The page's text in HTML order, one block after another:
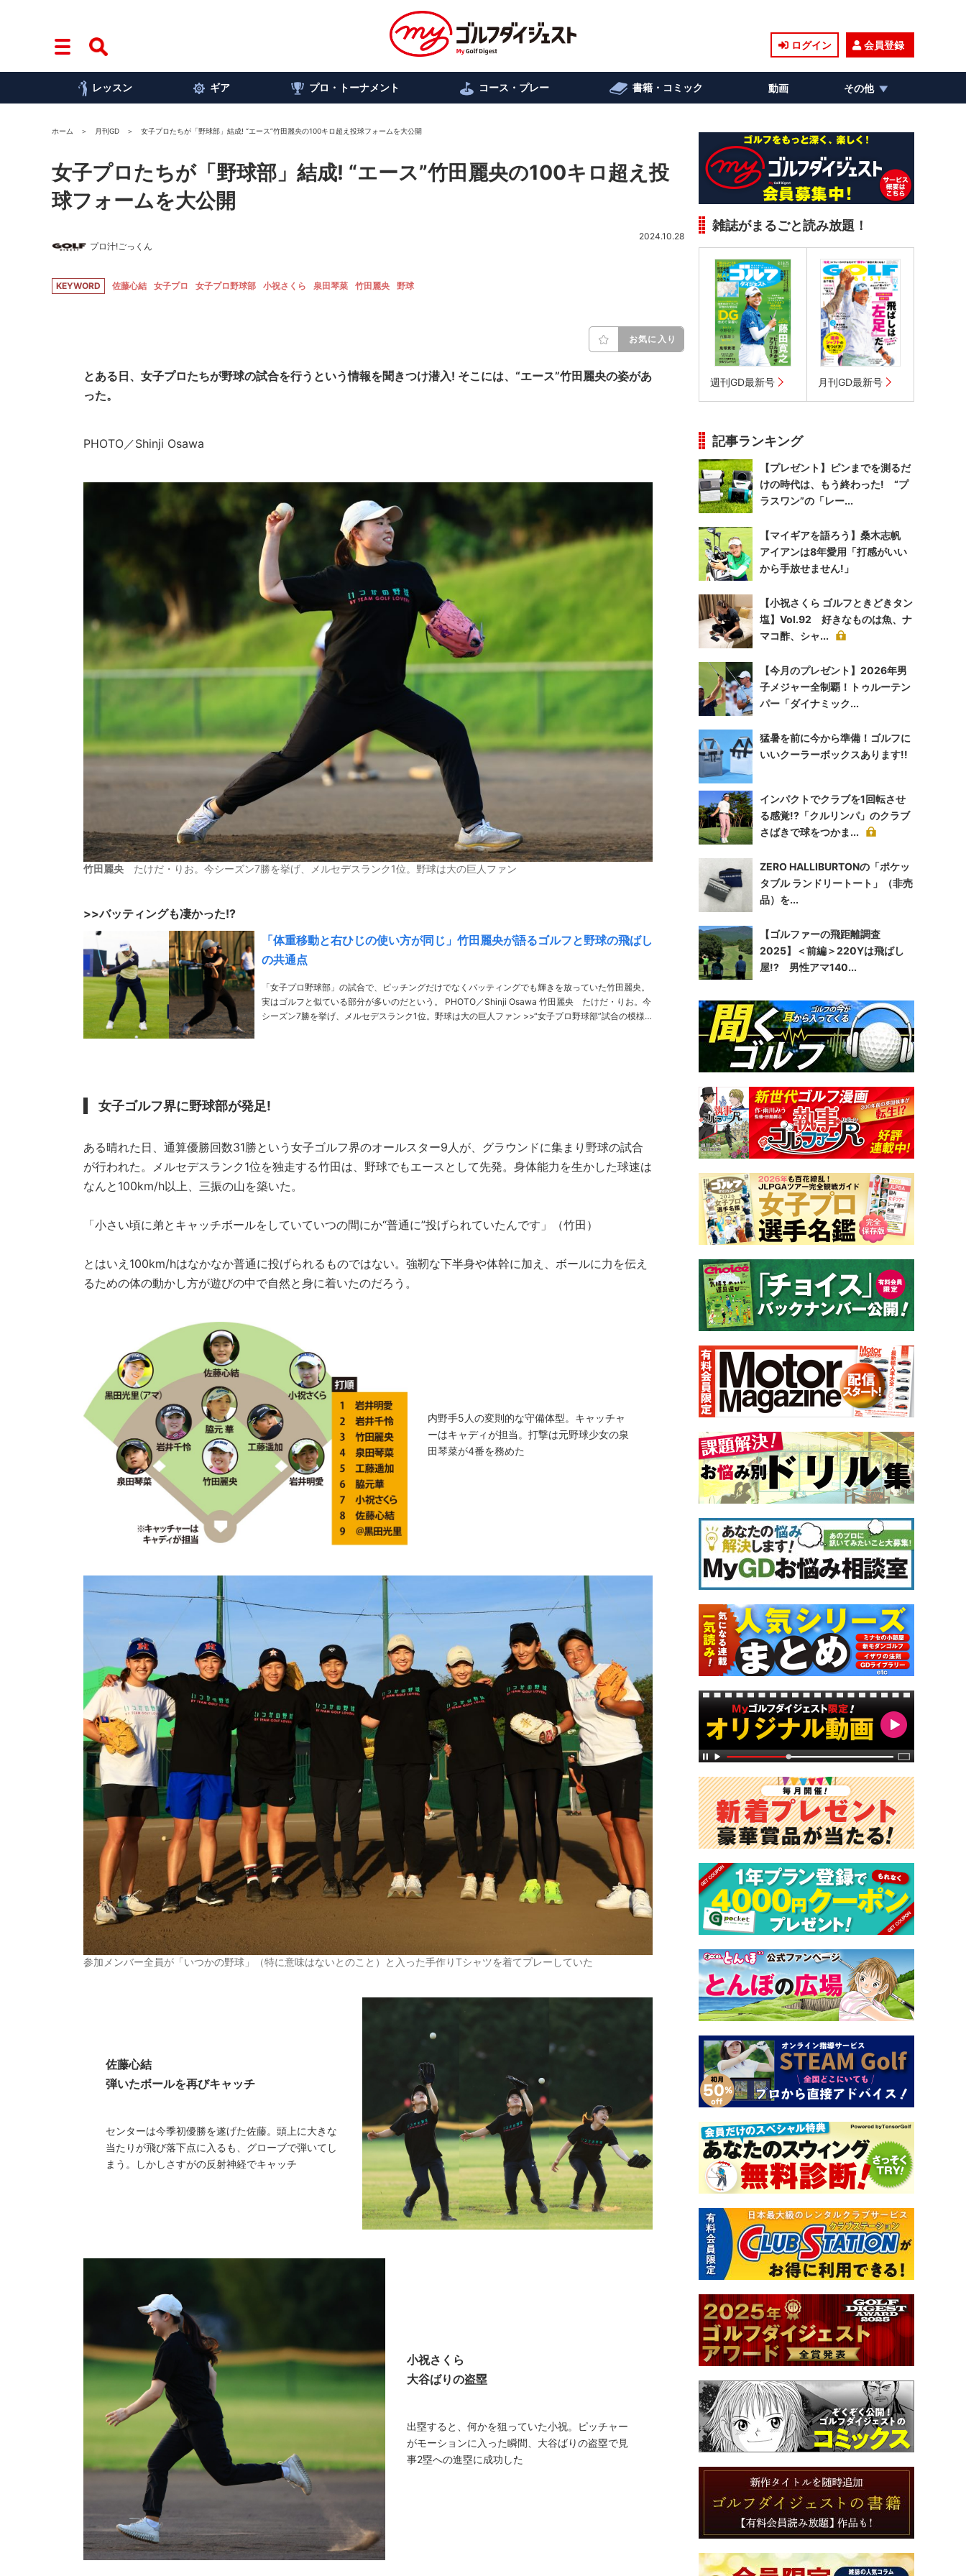
ログイン 会員登録
レッスン ギア プロ・トーナメント コース・プレー 書籍・コミック 動画 その他
ホーム 月刊GD 女子プロたちが「野球部」結成! “エース”竹田麗央の100キロ超え投球フォームを大公開
女子プロたちが「野球部」結成! “エース”竹田麗央の100キロ超え投
球フォームを大公開
プロ汁!ごっくん
2024.10.28
KEYWORD 佐藤心結 女子プロ 女子プロ野球部 小祝さくら 泉田琴菜 竹田麗央 野球
お気に入り
とある日、女子プロたちが野球の試合を行うという情報を聞きつけ潜入! そこには、“エース”竹田麗央の姿があ
った。
PHOTO／Shinji Osawa
竹田麗央 たけだ・りお。今シーズン7勝を挙げ、メルセデスランク1位。野球は大の巨人ファン
>>バッティングも凄かった!?
「体重移動と右ひじの使い方が同じ」竹田麗央が語るゴルフと野球の飛ばし
の共通点
「女子プロ野球部」の試合で、ピッチングだけでなくバッティングでも輝きを放っていた竹田麗央。
実はゴルフと似ている部分が多いのだという。 PHOTO／Shinji Osawa 竹田麗央 たけだ・りお。今
シーズン7勝を挙げ、メルセデスランク1位。野球は大の巨人ファン >>“女子プロ野球部”試合の模様
女子ゴルフ界に野球部が発足!
ある晴れた日、通算優勝回数31勝という女子ゴルフ界のオールスター9人が、グラウンドに集まり野球の試合
が行われた。メルセデスランク1位を独走する竹田は、野球でもエースとして先発。身体能力を生かした球速は
なんと100km/h以上、三振の山を築いた。
「小さい頃に弟とキャッチボールをしていていつの間にか“普通に”投げられていたんです」（竹田）
とはいえ100km/hはなかなか普通に投げられるものではない。強靭な下半身や体幹に加え、ボールに力を伝え
るための体の動かし方が遊びの中で自然と身に着いたのだろう。
内野手5人の変則的な守備体型。キャッチャ
ーはキャディが担当。打撃は元野球少女の泉
田琴菜が4番を務めた
参加メンバー全員が「いつかの野球」（特に意味はないとのこと）と入った手作りTシャツを着てプレーしていた
佐藤心結
弾いたボールを再びキャッチ
センターは今季初優勝を遂げた佐藤。頭上に大きな
当たりが飛び落下点に入るも、グローブで弾いてし
まう。しかしさすがの反射神経でキャッチ
小祝さくら
大谷ばりの盗塁
出塁すると、何かを狙っていた小祝。ピッチャー
がモーションに入った瞬間、大谷ばりの盗塁で見
事2塁への進塁に成功した
雑誌がまるごと読み放題！
週刊GD最新号 月刊GD最新号
記事ランキング
【プレゼント】ピンまでを測るだ
けの時代は、もう終わった! “プ
ラスワン”の「レー...
【マイギアを語ろう】桑木志帆
アイアンは8年愛用「打感がいい
から手放せません!」
【小祝さくら ゴルフときどきタン
塩】Vol.92 好きなものは魚、ナ
マコ酢、シャ...
【今月のプレゼント】2026年男
子メジャー全制覇！トゥルーテン
パー「ダイナミック...
猛暑を前に今から準備！ゴルフに
いいクーラーボックスあります!!
インパクトでクラブを1回転させ
る感覚!?「クルリンパ」のクラブ
さばきで球をつかま...
ZERO HALLIBURTONの「ポケッ
タブル ランドリートート」（非売
品）を...
【ゴルファーの飛距離調査
2025】＜前編＞220Yは飛ばし
屋!? 男性アマ140...